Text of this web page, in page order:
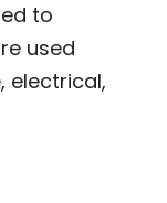
to
used
electrical,